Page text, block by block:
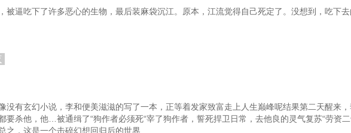
送一程 第89章 理解不理解，都必须支持 第90章 一周之内解决问
之明
重要
不是商量 第104章 投资对赌协议 第105章 有了很大的进
被逼吃下了许多恶心的生物，最后装麻袋沉江。原本，江流觉得自己死定了。没想到，吃下
没有玄幻小说，李和便美滋滋的写了一本，正等着发家致富走上人生巅峰呢结果第二天醒来
要杀他，他…被通缉了“狗作者必须死“宰了狗作者，誓死捍卫日常，去他良的灵气复苏“劳资
之，这是一个击碎幻想回归后的世界